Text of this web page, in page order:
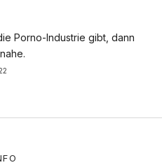
Porno-Industrie gibt, dann